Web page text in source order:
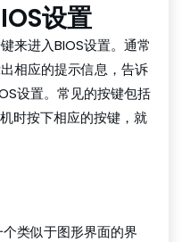
设置
来进入BIOS设置。通常
相应的提示信息，告诉
设置。常见的按键包括
时按下相应的按键，就
类似于图形界面的界